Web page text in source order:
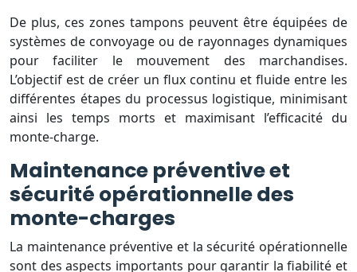
De plus, ces zones tampons peuvent être équipées de
systèmes de convoyage ou de rayonnages dynamiques
pour faciliter le mouvement des marchandises.
L’objectif est de créer un flux continu et fluide entre les
différentes étapes du processus logistique, minimisant
ainsi les temps morts et maximisant l’efficacité du
monte-charge.
Maintenance préventive et
sécurité opérationnelle des
monte-charges
La maintenance préventive et la sécurité opérationnelle
sont des aspects importants pour garantir la fiabilité et